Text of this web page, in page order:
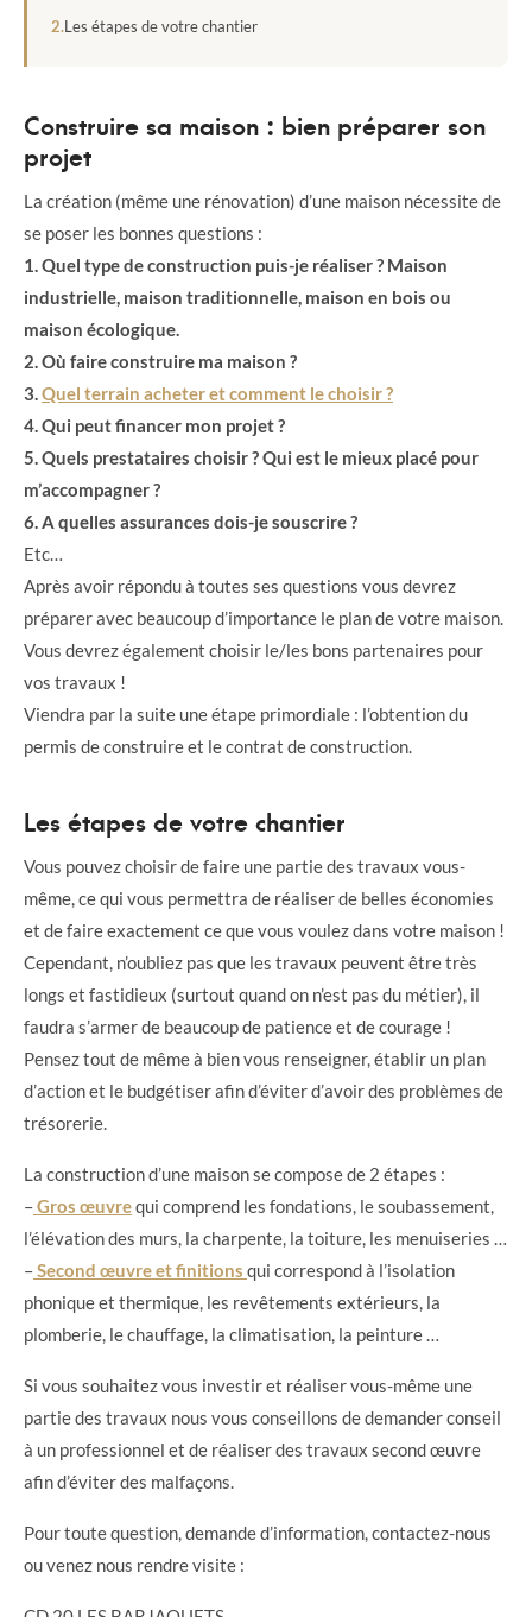
Les étapes de votre chantier
Construire sa maison : bien préparer son
projet
La création (même une rénovation) d’une maison nécessite de
se poser les bonnes questions :
1. Quel type de construction puis-je réaliser ? Maison
industrielle, maison traditionnelle, maison en bois ou
maison écologique.
2. Où faire construire ma maison ?
3. Quel terrain acheter et comment le choisir ?
4. Qui peut financer mon projet ?
5. Quels prestataires choisir ? Qui est le mieux placé pour
m’accompagner ?
6. A quelles assurances dois-je souscrire ?
Etc…
Après avoir répondu à toutes ses questions vous devrez
préparer avec beaucoup d’importance le plan de votre maison.
Vous devrez également choisir le/les bons partenaires pour
vos travaux !
Viendra par la suite une étape primordiale : l’obtention du
permis de construire et le contrat de construction.
Les étapes de votre chantier
Vous pouvez choisir de faire une partie des travaux vous-
même, ce qui vous permettra de réaliser de belles économies
et de faire exactement ce que vous voulez dans votre maison !
Cependant, n’oubliez pas que les travaux peuvent être très
longs et fastidieux (surtout quand on n’est pas du métier), il
faudra s’armer de beaucoup de patience et de courage !
Pensez tout de même à bien vous renseigner, établir un plan
d’action et le budgétiser afin d’éviter d’avoir des problèmes de
trésorerie.
La construction d’une maison se compose de 2 étapes :
–Gros œuvrequi comprend les fondations, le soubassement,
l’élévation des murs, la charpente, la toiture, les menuiseries …
–Second œuvre et finitions qui correspond à l’isolation
phonique et thermique, les revêtements extérieurs, la
plomberie, le chauffage, la climatisation, la peinture …
Si vous souhaitez vous investir et réaliser vous-même une
partie des travaux nous vous conseillons de demander conseil
à un professionnel et de réaliser des travaux second œuvre
afin d’éviter des malfaçons.
Pour toute question, demande d’information, contactez-nous
ou venez nous rendre visite :